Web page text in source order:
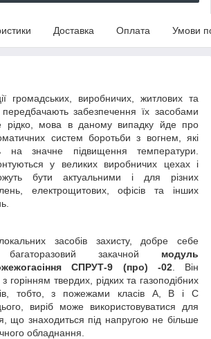
Доставка Оплата Умови
громадських, виробничих, житлових та
забезпечення їх засобами
рідко, мова в даному випадку йде про
систем боротьби з вогнем, які
на значне підвищення температури.
у великих виробничих цехах і
бути актуальними і для різних
електрощитових, офісів та інших
засобів захисту, добре себе
багаторазовий закачной модуль
СПРУТ-9 (про) -02. Він
горінням твердих, рідких та газоподібних
тобто, з пожежами класів А, В і С
виріб може використовуватися для
що знаходиться під напругою не більше
обладнання.